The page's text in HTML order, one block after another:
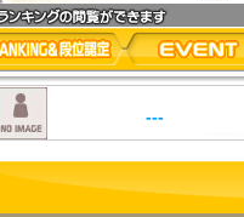
IIDX 23 copula
段位認定 EVENT
---